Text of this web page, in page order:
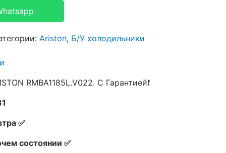
Ariston, Б/У холодильники
RMBA1185L.V022. С Гарантией❗
✅
состоянии ✅